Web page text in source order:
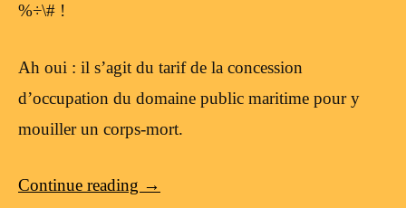
%÷\# !
Ah oui : il s’agit du tarif de la concession
d’occupation du domaine public maritime pour y
mouiller un corps-mort.
Continue reading →